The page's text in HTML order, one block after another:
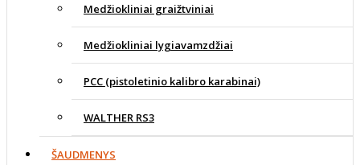
Medžiokliniai graižtviniai
Medžiokliniai lygiavamzdžiai
PCC (pistoletinio kalibro karabinai)
WALTHER RS3
ŠAUDMENYS